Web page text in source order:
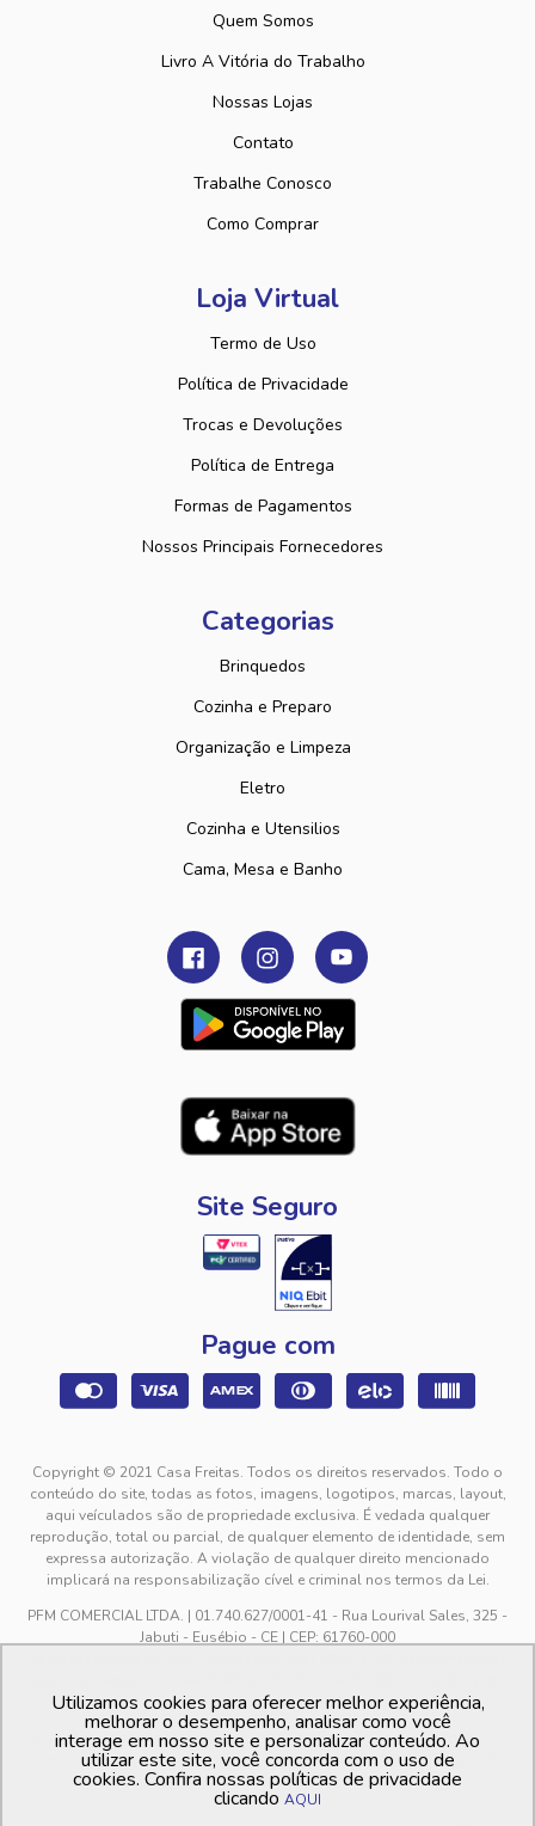
Quem Somos
Livro A Vitória do Trabalho
Nossas Lojas
Contato
Trabalhe Conosco
Como Comprar
Loja Virtual
Termo de Uso
Política de Privacidade
Trocas e Devoluções
Política de Entrega
Formas de Pagamentos
Nossos Principais Fornecedores
Categorias
Brinquedos
Cozinha e Preparo
Organização e Limpeza
Eletro
Cozinha e Utensilios
Cama, Mesa e Banho
Site Seguro
Pague com
Copyright © 2021 Casa Freitas. Todos os direitos reservados. Todo o
conteúdo do site, todas as fotos, imagens, logotipos, marcas, layout,
aqui veículados são de propriedade exclusiva. É vedada qualquer
reprodução, total ou parcial, de qualquer elemento de identidade, sem
expressa autorização. A violação de qualquer direito mencionado
implicará na responsabilização cível e criminal nos termos da Lei.
PFM COMERCIAL LTDA. | 01.740.627/0001-41 - Rua Lourival Sales, 325 -
Jabuti - Eusébio - CE | CEP: 61760-000
feriados.
Os preços dos produtos estão sujeitos a alteração sem aviso prévio. O
preço valido é sempre o apresentado no momento da finalização da
compra, no carrinho de compras.
Utilizamos cookies para oferecer melhor experiência,
melhorar o desempenho, analisar como você
interage em nosso site e personalizar conteúdo. Ao
utilizar este site, você concorda com o uso de
cookies. Confira nossas políticas de privacidade
clicando AQUI